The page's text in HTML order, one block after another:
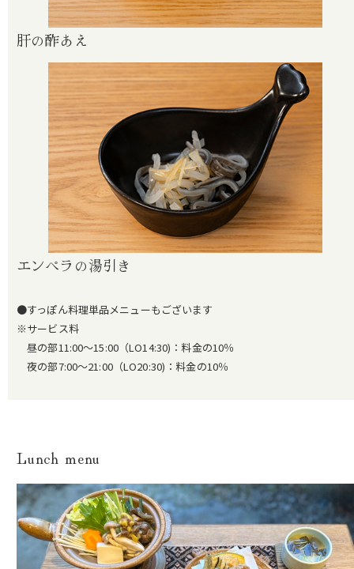
肝の酢あえ
エンペラの湯引き
●すっぽん料理単品メニューもございます
※サービス料
昼の部11:00～15:00（LO14:30)：料金の10％
夜の部7:00～21:00（LO20:30)：料金の10％
Lunch menu